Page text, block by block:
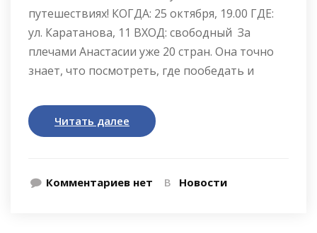
путешествиях! КОГДА: 25 октября, 19.00 ГДЕ:
ул. Каратанова, 11 ВХОД: свободный За
плечами Анастасии уже 20 стран. Она точно
знает, что посмотреть, где пообедать и
Читать далее
Комментариев нет В Новости